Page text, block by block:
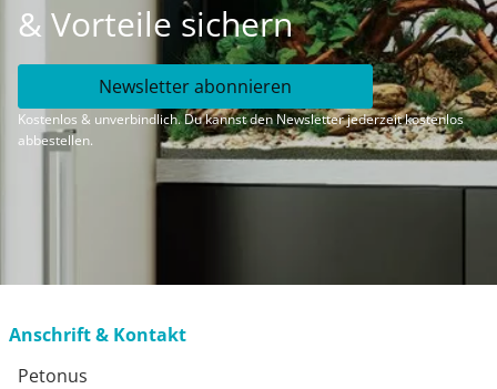
& Vorteile sichern
Newsletter abonnieren
Kostenlos & unverbindlich. Du kannst den Newsletter jederzeit kostenlos
abbestellen.
Anschrift & Kontakt
Petonus